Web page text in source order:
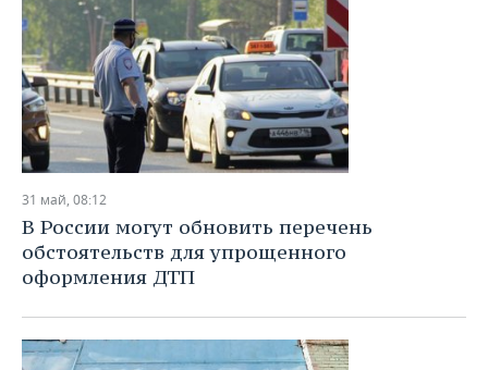
31 май, 08:12
В России могут обновить перечень
обстоятельств для упрощенного
оформления ДТП